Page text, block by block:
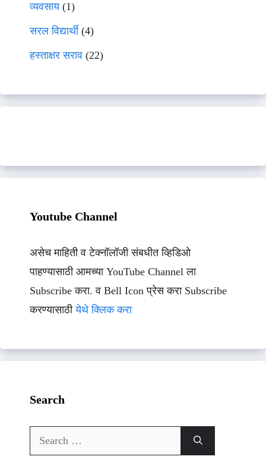
व्यवसाय(1)
सरल विद्यार्थी(4)
हस्ताक्षर सराव (22)
Youtube Channel
असेच माहिती व टेक्नॉलॉजी संबधीत व्हिडिओ
पाहण्यासाठी आमच्या YouTube Channel ला
Subscribe करा. व Bell Icon प्रेस करा Subscribe
करण्यासाठीयेथे क्लिक करा
Search
Search
for: